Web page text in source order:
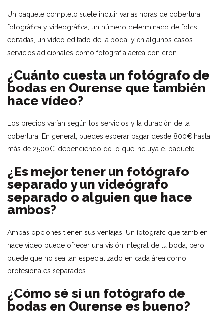
Un paquete completo suele incluir varias horas de cobertura
fotográfica y videográfica, un número determinado de fotos
editadas, un vídeo editado de la boda, y en algunos casos,
servicios adicionales como fotografía aérea con dron.
¿Cuánto cuesta un fotógrafo de
bodas en Ourense que también
hace vídeo?
Los precios varían según los servicios y la duración de la
cobertura. En general, puedes esperar pagar desde 800€ hasta
más de 2500€, dependiendo de lo que incluya el paquete.
¿Es mejor tener un fotógrafo
separado y un videógrafo
separado o alguien que hace
ambos?
Ambas opciones tienen sus ventajas. Un fotógrafo que también
hace vídeo puede ofrecer una visión integral de tu boda, pero
puede que no sea tan especializado en cada área como
profesionales separados.
¿Cómo sé si un fotógrafo de
bodas en Ourense es bueno?